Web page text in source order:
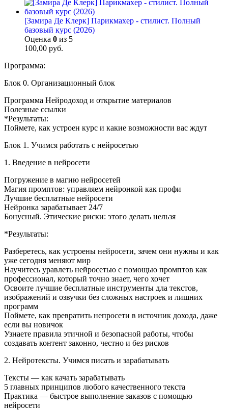
[Замира Де Клерк] Парикмахер - стилист. Полный
базовый курс (2026)
Оценка 0 из 5
100,00 руб.
Программа:
Блок 0. Организационный блок
Программа Нейродоход и открытие материалов
Полезные ссылки
*Результаты:
Поймете, как устроен курс и какие возможности вас ждут
Блок 1. Учимся работать с нейросетью
1. Введение в нейросети
Погружение в магию нейросетей
Магия промптов: управляем нейронкой как профи
Лучшие бесплатные нейросети
Нейронка зарабатывает 24/7
Бонусный. Этические риски: этого делать нельзя
*Результаты:
Разберетесь, как устроены нейросети, зачем они нужны и как
уже сегодня меняют мир
Научитесь уравлеть нейросетью с помощью промптов как
профессионал, который точно знает, чего хочет
Освоите лучшие бесплатные инструменты дла текстов,
изображений и озвучки без сложных настроек и лишних
программ
Поймете, как превратить непросети в источник дохода, даже
если вы новичок
Узнаете правила этичной и безопасной работы, чтобы
создавать контент законно, честно и без рисков
2. Нейротексты. Учимся писать и зарабатывать
Тексты — как качать зарабатывать
5 главных принципов любого качественного текста
Практика — быстрое выполнение заказов с помощью
нейросети